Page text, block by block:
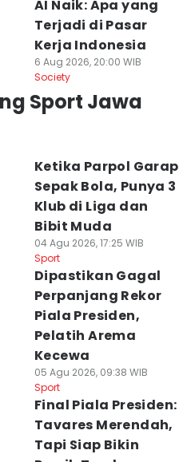
AI Naik: Apa yang
Terjadi di Pasar
Kerja Indonesia
6 Aug 2026, 20:00 WIB
Society
Sport Jawa
Ketika Parpol Garap
Sepak Bola, Punya 3
Klub di Liga dan
Bibit Muda
04 Agu 2026, 17:25 WIB
Sport
Dipastikan Gagal
Perpanjang Rekor
Piala Presiden,
Pelatih Arema
Kecewa
05 Agu 2026, 09:38 WIB
Sport
Final Piala Presiden:
Tavares Merendah,
Tapi Siap Bikin